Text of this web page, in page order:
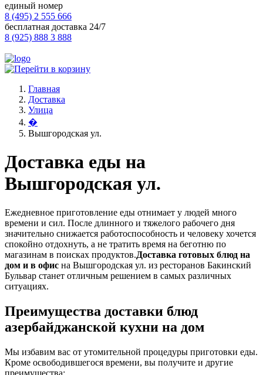
единый номер
8 (495) 2 555 666
бесплатная доставка 24/7
8 (925) 888 3 888
Главная
Доставка
Улица
�
Вышгородская ул.
Доставка еды на
Вышгородская ул.
Ежедневное приготовление еды отнимает у людей много
времени и сил. После длинного и тяжелого рабочего дня
значительно снижается работоспособность и человеку хочется
спокойно отдохнуть, а не тратить время на беготню по
магазинам в поисках продуктов.Доставка готовых блюд на
дом и в офис на Вышгородская ул. из ресторанов Бакинский
Бульвар станет отличным решением в самых различных
ситуациях.
Преимущества доставки блюд
азербайджанской кухни на дом
Мы избавим вас от утомительной процедуры приготовки еды.
Кроме освободившегося времени, вы получите и другие
преимущества: